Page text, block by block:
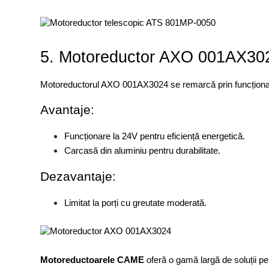
5. Motoreductor AXO
Motoreductorul AXO 001AX3024 se remarcă prin
Avantaje:
Funcționare la 24V pentru eficiență energetică.
Carcasă din aluminiu pentru durabilitate.
Dezavantaje:
Limitat la porți cu greutate moderată.
Motoreductoarele CAME oferă o gamă largă de soluții